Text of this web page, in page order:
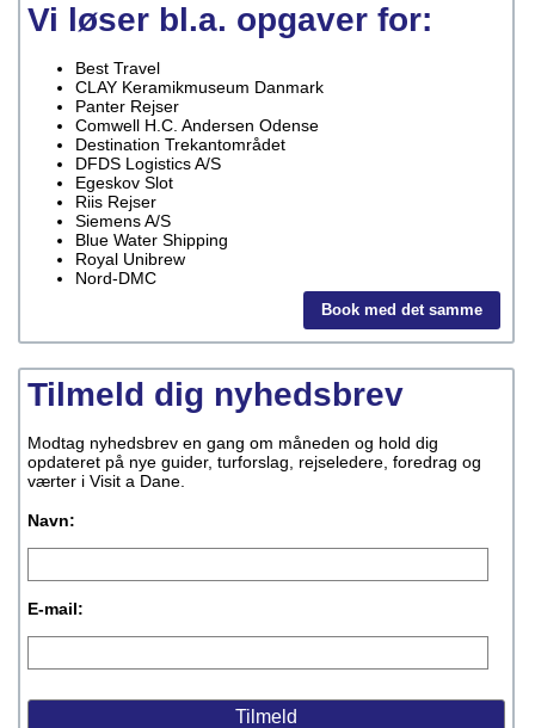
Vi løser bl.a. opgaver for:
Best Travel
CLAY Keramikmuseum Danmark
Panter Rejser
Comwell H.C. Andersen Odense
Destination Trekantområdet
DFDS Logistics A/S
Egeskov Slot
Riis Rejser
Siemens A/S
Blue Water Shipping
Royal Unibrew
Nord-DMC
Book med det samme
Tilmeld dig nyhedsbrev
Modtag nyhedsbrev en gang om måneden og hold dig
opdateret på nye guider, turforslag, rejseledere, foredrag og
værter i Visit a Dane.
Navn:
E-mail: